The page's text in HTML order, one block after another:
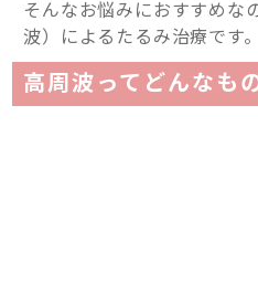
そんなお悩みにおすすめな
波）によるたるみ治療です。
高周波ってどんなも